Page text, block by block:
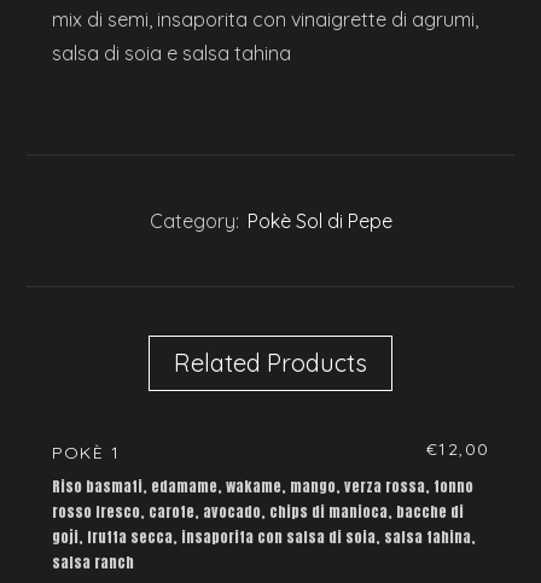
mix di semi, insaporita con vinaigrette di agrumi,
salsa di soia e salsa tahina
Category: Pokè Sol di Pepe
Related Products
POKÈ 1 €12,00
Riso basmati, edamame, wakame, mango, verza rossa, tonno
rosso fresco, carote, avocado, chips di manioca, bacche di
goji, frutta secca, insaporita con salsa di soia, salsa tahina,
salsa ranch